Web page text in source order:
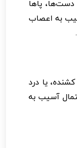
پاها
به اعصاب
یا درد
آسیب به